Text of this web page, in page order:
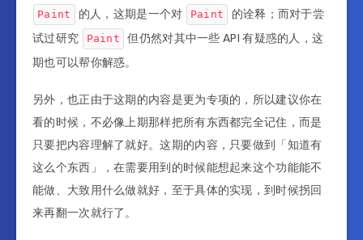
Paint 的人，这期是一个对 Paint
的诠释；而对于尝
试过研究
Paint
但仍然对其中一些 API 有疑惑的人，这
期也可以帮你解惑。
另外，也正由于这期的内容是更为专项的，所以建议你在
看的时候，不必像上期那样把所有东西都完全记住，而是
只要把内容理解了就好。这期的内容，只要做到「知道有
这么个东西」，在需要用到的时候能想起来这个功能能不
能做、大致用什么做就好，至于具体的实现，到时候拐回
来再翻一次就行了。